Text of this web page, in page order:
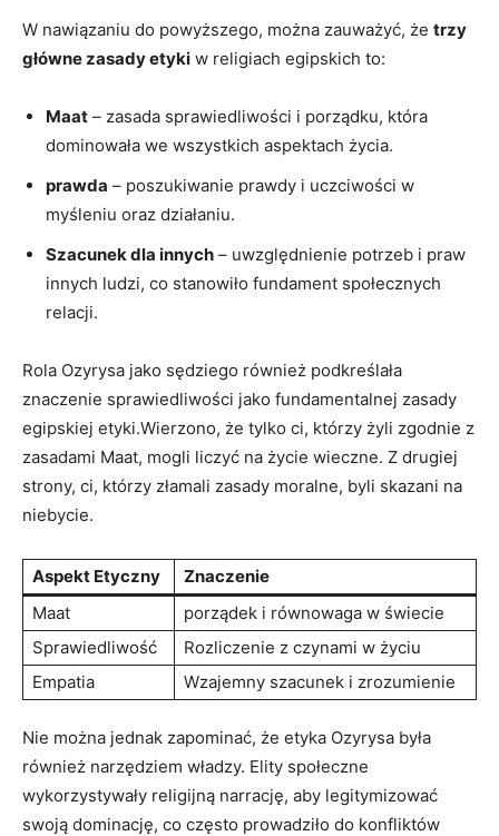
W nawiązaniu do powyższego, można ‍zauważyć, że trzy
główne ​zasady etyki w religiach egipskich to:
Maat – zasada ⁣sprawiedliwości i porządku, która
dominowała we wszystkich aspektach życia.
prawda – poszukiwanie prawdy i uczciwości w
myśleniu oraz działaniu.
Szacunek dla innych – uwzględnienie potrzeb i praw⁤
innych ludzi, ​co stanowiło​ fundament społecznych
relacji.
Rola⁢ Ozyrysa jako ‌sędziego również podkreślała
znaczenie sprawiedliwości jako fundamentalnej zasady
egipskiej etyki.Wierzono, że tylko ci, którzy żyli zgodnie z​
zasadami Maat, mogli ​liczyć na życie wieczne. Z drugiej
strony, ci, którzy złamali zasady moralne, byli ‍skazani na
niebycie.
Aspekt Etyczny
Znaczenie
Maat
porządek ‌i równowaga w świecie
Sprawiedliwość
Rozliczenie ⁤z czynami w życiu
Empatia
Wzajemny szacunek​ i zrozumienie
Nie można jednak zapominać, że etyka Ozyrysa była
również narzędziem władzy. Elity społeczne
wykorzystywały religijną narrację, aby legitymizować
swoją dominację, co często prowadziło do konfliktów